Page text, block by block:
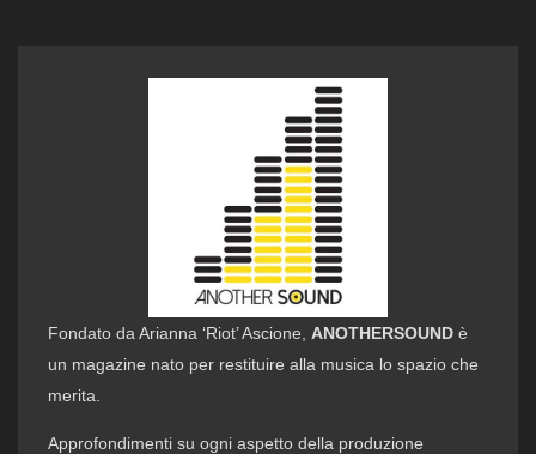
Fondato da Arianna ‘Riot’ Ascione, ANOTHERSOUND è
un magazine nato per restituire alla musica lo spazio che
merita.
Approfondimenti su ogni aspetto della produzione